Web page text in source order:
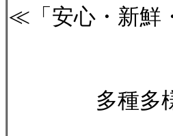
≪「安心・新
http://
▼本屋で
多種多様の
≪◆┃ in